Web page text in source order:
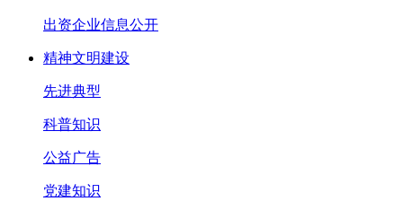
出资企业信息公开
精神文明建设
先进典型
科普知识
公益广告
党建知识